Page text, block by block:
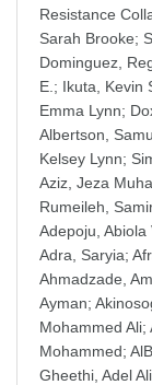
Resistance
Sarah Brooke;
Dominguez,
E. ; Ikuta, Kevin
Emma Lynn;
Albertson,
Kelsey Lynn;
Aziz, Jeza
Rumeileh,
Adepoju, Abiola
Adra, Saryia;
Ahmadzade,
Ayman;
Mohammed Ali;
Mohammed;
Gheethi, Adel